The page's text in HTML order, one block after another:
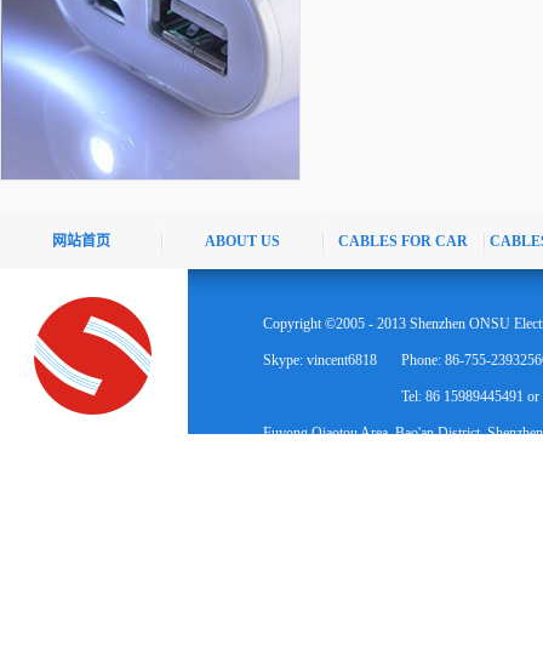
网站首页 ABOUT US CABLES FOR CAR
Skype: vincent6818 Phone: 86-755-
Tel: 86 15989445491
Fuyong Qiaotou Area, Bao'an District,
Copyright ©2005 - 2013 Shenzhen ONSU